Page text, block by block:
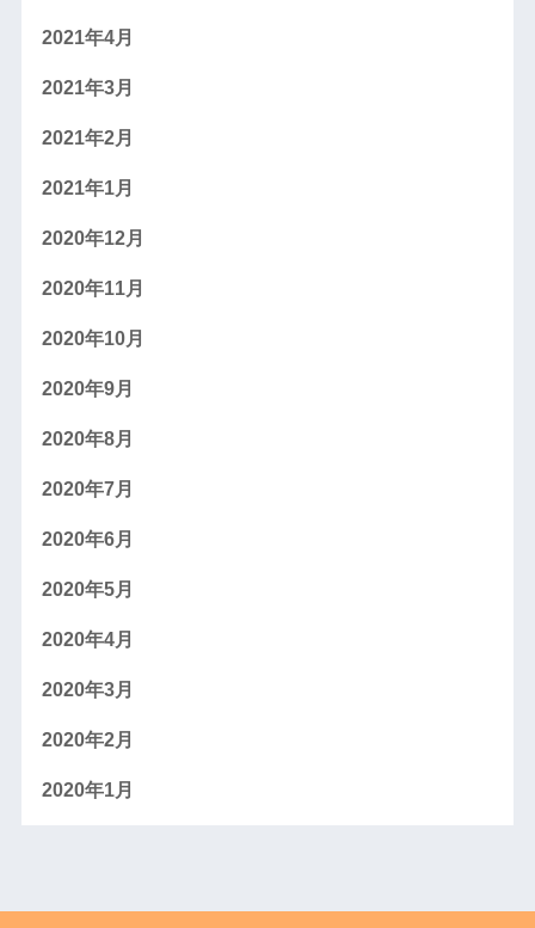
2021年4月
2021年3月
2021年2月
2021年1月
2020年12月
2020年11月
2020年10月
2020年9月
2020年8月
2020年7月
2020年6月
2020年5月
2020年4月
2020年3月
2020年2月
2020年1月